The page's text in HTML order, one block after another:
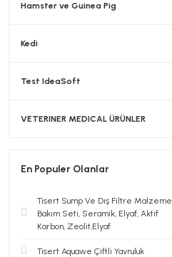
Hamster ve Guinea Pig
Kedi
Test IdeaSoft
VETERINER MEDICAL ÜRÜNLER
En Populer Olanlar
Tisert Sump Ve Dış Filtre Malzeme
Bakım Seti, Seramik, Elyaf, Aktif
Karbon, Zeolit,Elyaf
Tisert Aquawe Çiftli Yavruluk